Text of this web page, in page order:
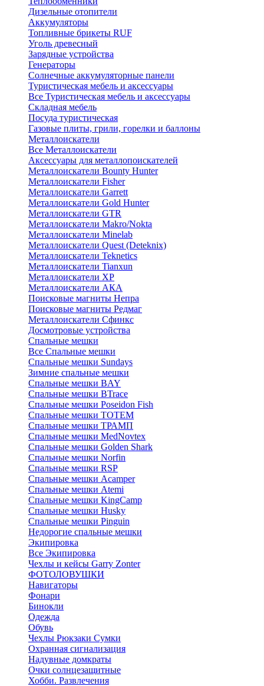
Дизельные отопители
Аккумуляторы
Топливные брикеты RUF
Уголь древесный
Зарядные устройства
Генераторы
Солнечные аккумуляторные панели
Туристическая мебель и аксессуары
Все Туристическая мебель и аксессуары
Складная мебель
Посуда туристическая
Газовые плиты, грили, горелки и баллоны
Металлоискатели
Все Металлоискатели
Аксессуары для металлопоискателей
Металлоискатели Bounty Hunter
Металлоискатели Fisher
Металлоискатели Garrett
Металлоискатели Gold Hunter
Металлоискатели GTR
Металлоискатели Makro/Nokta
Металлоискатели Minelab
Металлоискатели Quest (Deteknix)
Металлоискатели Teknetics
Металлоискатели Tianxun
Металлоискатели XP
Металлоискатели АКА
Поисковые магниты Непра
Поисковые магниты Редмаг
Металлоискатели Сфинкс
Досмотровые устройства
Спальные мешки
Все Спальные мешки
Спальные мешки Sundays
Зимние спальные мешки
Спальные мешки BAY
Спальные мешки BTrace
Спальные мешки Poseidon Fish
Спальные мешки ТОТЕМ
Спальные мешки ТРАМП
Cпальные мешки MedNovtex
Спальные мешки Golden Shark
Спальные мешки Norfin
Спальные мешки RSP
Спальные мешки Acamper
Спальные мешки Atemi
Спальные мешки KingCamp
Спальные мешки Husky
Спальные мешки Pinguin
Недорогие спальные мешки
Экипировка
Все Экипировка
Чехлы и кейсы Garry Zonter
ФОТОЛОВУШКИ
Навигаторы
Фонари
Бинокли
Одежда
Обувь
Чехлы Рюкзаки Сумки
Охранная сигнализация
Надувные домкраты
Очки солнцезащитные
Хобби. Развлечения